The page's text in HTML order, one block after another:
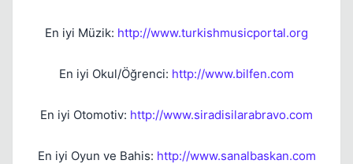
En iyi Müzik: http://www.turkishmusicportal.org
En iyi Okul/Öğrenci: http://www.bilfen.com
En iyi Otomotiv: http://www.siradisilarabravo.com
En iyi Oyun ve Bahis: http://www.sanalbaskan.com